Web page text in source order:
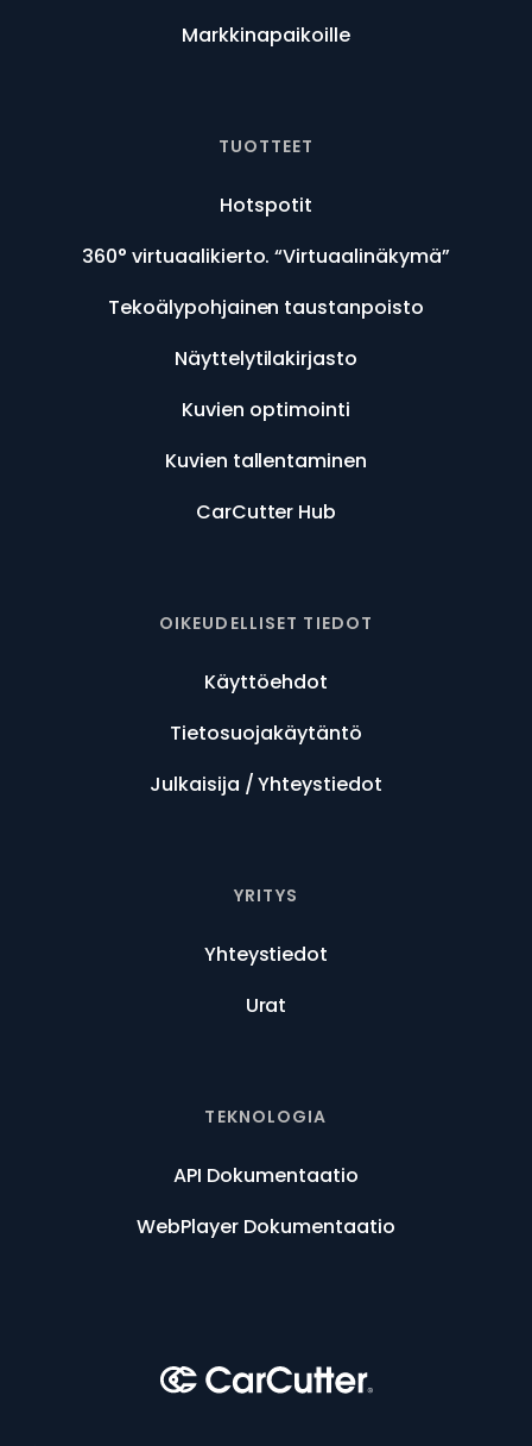
Markkinapaikoille
TUOTTEET
Hotspotit
360° virtuaalikierto. “Virtuaalinäkymä”
Tekoälypohjainen taustanpoisto
Näyttelytilakirjasto
Kuvien optimointi
Kuvien tallentaminen
CarCutter Hub
OIKEUDELLISET TIEDOT
Käyttöehdot
Tietosuojakäytäntö
Julkaisija / Yhteystiedot
YRITYS
Yhteystiedot
Urat
TEKNOLOGIA
API Dokumentaatio
WebPlayer Dokumentaatio